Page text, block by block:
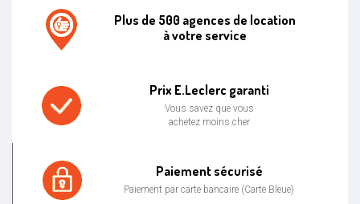
Plus de 500 agences de location
à votre service
Prix E.Leclerc garanti
Vous savez que vous
achetez moins cher
Paiement sécurisé
Paiement par carte bancaire (Carte Bleue)